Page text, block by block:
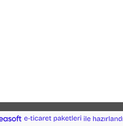
ideasoft
e-